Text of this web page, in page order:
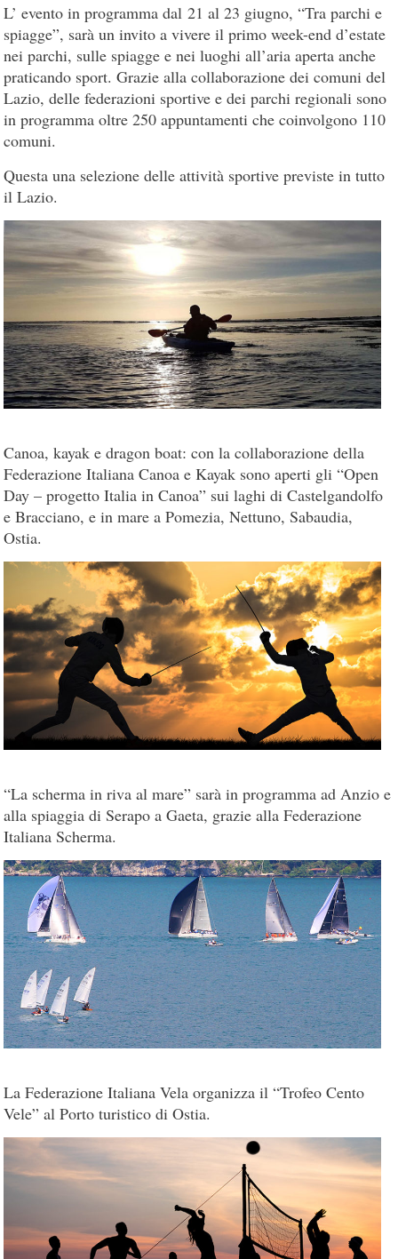
L’ evento in programma dal 21 al 23 giugno, “Tra parchi e
spiagge”, sarà un invito a vivere il primo week-end d’estate
nei parchi, sulle spiagge e nei luoghi all’aria aperta anche
praticando sport. Grazie alla collaborazione dei comuni del
Lazio, delle federazioni sportive e dei parchi regionali sono
in programma oltre 250 appuntamenti che coinvolgono 110
comuni.
Questa una selezione delle attività sportive previste in tutto
il Lazio.
Canoa, kayak e dragon boat: con la collaborazione della
Federazione Italiana Canoa e Kayak sono aperti gli “Open
Day – progetto Italia in Canoa” sui laghi di Castelgandolfo
e Bracciano, e in mare a Pomezia, Nettuno, Sabaudia,
Ostia.
“La scherma in riva al mare” sarà in programma ad Anzio e
alla spiaggia di Serapo a Gaeta, grazie alla Federazione
Italiana Scherma.
La Federazione Italiana Vela organizza il “Trofeo Cento
Vele” al Porto turistico di Ostia.